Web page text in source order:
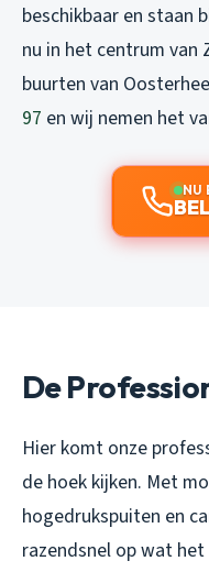
beschikbaar en staan
nu in het centrum
buurten van
97 en wij nemen het
NU
De
Hier komt onze
de hoek kijken. Met
hogedrukspuiten en
razendsnel op wat